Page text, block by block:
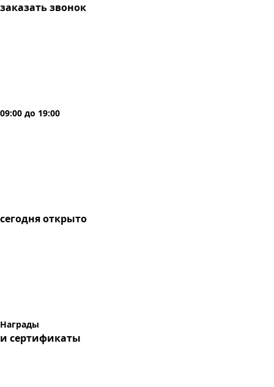
заказать звонок
09:00 до 19:00
сегодняоткрыто
Награды
и сертификаты